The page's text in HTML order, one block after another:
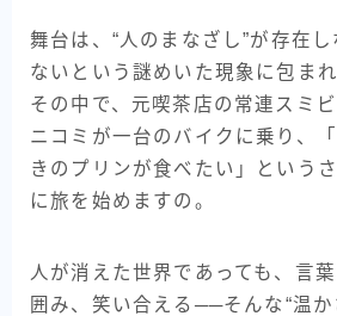
舞台は、“人のまなざし”が存在
ないという謎めいた現象に包ま
その中で、元喫茶店の常連スミ
ニコミが一台のバイクに乗り、
きのプリンが食べたい」という
に旅を始めますの。
人が消えた世界であっても、言
囲み、笑い合える──そんな“温